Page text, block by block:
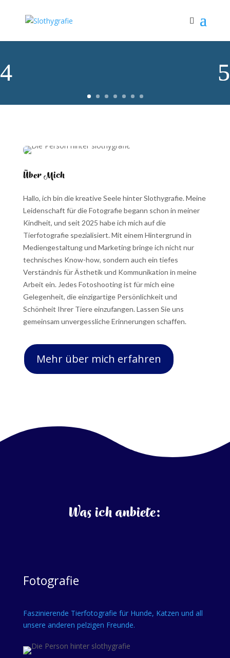
Über Mich
Hallo, ich bin die kreative Seele hinter Slothygrafie. Meine
Leidenschaft für die Fotografie begann schon in meiner
Kindheit, und seit 2025 habe ich mich auf die
Tierfotografie spezialisiert. Mit einem Hintergrund in
Mediengestaltung und Marketing bringe ich nicht nur
technisches Know-how, sondern auch ein tiefes
Verständnis für Ästhetik und Kommunikation in meine
Arbeit ein. Jedes Fotoshooting ist für mich eine
Gelegenheit, die einzigartige Persönlichkeit und
Schönheit Ihrer Tiere einzufangen. Lassen Sie uns
gemeinsam unvergessliche Erinnerungen schaffen.
Mehr über mich erfahren
Was ich anbiete:
Fotografie
Faszinierende Tierfotografie für Hunde, Katzen und all
unsere anderen pelzigen Freunde.